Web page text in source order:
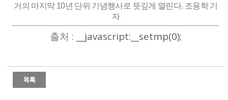
거의 마지막 10년 단위 기념행사로 뜻깊게 열린다. 조용학 기
자
출처 : __javascript:__setmp(0);